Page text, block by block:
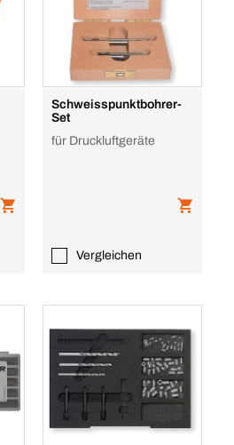
Schweisspunktbohrer-
Set
für Druckluftgeräte
Vergleichen